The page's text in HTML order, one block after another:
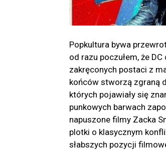
Popkultura bywa
od razu poczułem, że
zakręconych postaci z
końców stworzą zgraną
których pojawiały się
punkowych barwach
napuszone filmy Zacka
plotki o klasycznym
słabszych pozycji